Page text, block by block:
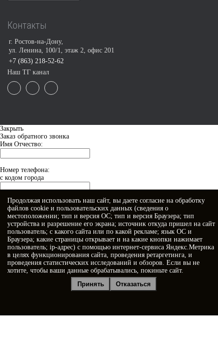
Контакты
г. Ростов-на-Дону,
ул. Ленина, 100/1, этаж 2, офис 201
+7 (863) 218-52-62
Наш ТГ канал
Закрыть
Заказ обратного звонка
Имя Отчество:
Номер телефона:
с кодом города
Когда позвонить?
Я принимаю условияПолитики конфиденциальности
согласие на обработку персональных данных
Продолжая использовать наш сайт, вы даете согласие на обработку
файлов cookie и пользовательских данных (сведения о
местоположении; тип и версия ОС; тип и версия Браузера; тип
устройства и разрешение его экрана; источник откуда пришел на сайт
пользователь; с какого сайта или по какой рекламе; язык ОС и
Браузера; какие страницы открывает и на какие кнопки нажимает
пользователь; ip-адрес) с помощью интернет-сервиса Яндекс.Метрика
в целях функционирования сайта, проведения ретаргетинга, и
проведения статистических исследований и обзоров. Если вы не
хотите, чтобы ваши данные обрабатывались, покиньте сайт.
Принять
Отказаться